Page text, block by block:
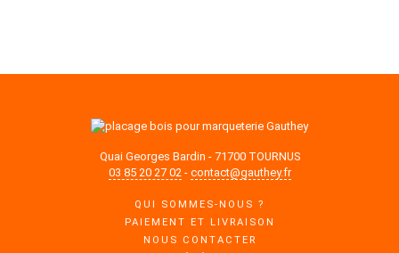
Quai Georges Bardin - 71700 TOURNUS
03 85 20 27 02- contact@gauthey.fr
QUI SOMMES-NOUS ?
PAIEMENT ET LIVRAISON
NOUS CONTACTER